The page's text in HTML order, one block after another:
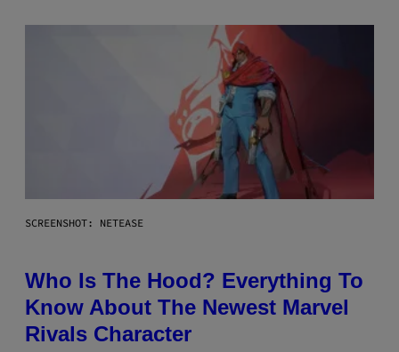
SCREENSHOT: NETEASE
Who Is The Hood? Everything To
Know About The Newest Marvel
Rivals Character